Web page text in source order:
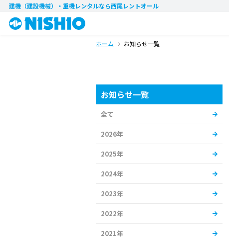
建機（建設機械）・重機レンタルなら西尾レントオール
ホーム お知らせ一覧
お知らせ一覧
全て
2026年
2025年
2024年
2023年
2022年
2021年